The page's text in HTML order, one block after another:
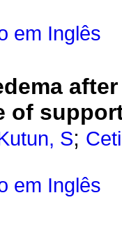
em Inglês
of
S;
em Inglês